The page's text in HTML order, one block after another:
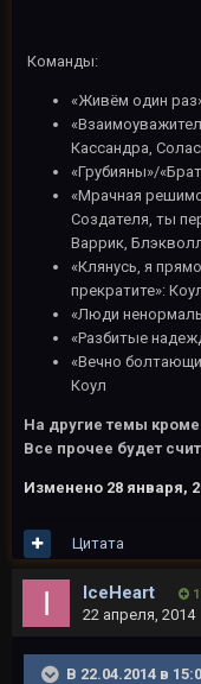
Команды:
«Живём один
Кассандра, Солас
«Грубияны»/
«Мрачная
Создателя, ты
Варрик,
«Клянусь, я
прекратите»:
«Люди
«Разбитые
«Вечно
Коул
На другие темы
Все прочее будет
Изменено 28 января,
Цитата
IceHeart
22 апреля, 2014
В 22.04.2014 в